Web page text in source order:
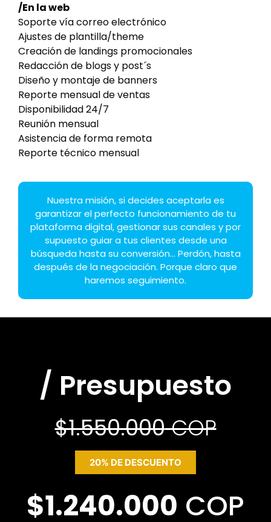
/En la web
Soporte vía correo electrónico
Ajustes de plantilla/theme
Creación de landings promocionales
Redacción de blogs y post´s
Diseño y montaje de banners
Reporte mensual de ventas
Disponibilidad 24/7
Reunión mensual
Asistencia de forma remota
Reporte técnico mensual
Nuestra misión, si decides aceptarla es
garantizar el perfecto funcionamiento de tu
plataforma digital, gestionar sus canales y por
supuesto guiar a tus clientes desde una
búsqueda hasta su conversión... Perdón, hasta
después de la negociación. Porque claro que
haremos seguimiento.
/ Presupuesto
$1.550.000COP
20% DE DESCUENTO
$1.240.000 COP